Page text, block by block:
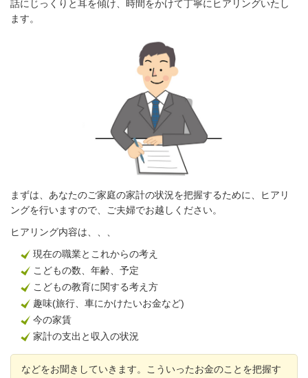
話にじっくりと耳を傾け、時間をかけて丁寧にヒアリングいたし
ます。
まずは、あなたのご家庭の家計の状況を把握するために、ヒアリ
ングを行いますので、ご夫婦でお越しください。
ヒアリング内容は、、、
現在の職業とこれからの考え
こどもの数、年齢、予定
こどもの教育に関する考え方
趣味(旅行、車にかけたいお金など)
今の家賃
家計の支出と収入の状況
などをお聞きしていきます。こういったお金のことを把握す